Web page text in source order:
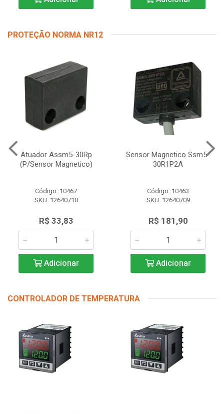
PROTEÇÃO NORMA NR12
Atuador Assm5-30Rp
(P/Sensor Magnetico)
Código: 10467
SKU: 12640710
R$ 33,83
Adicionar
Sensor Magnetico Ssm5-
30R1P2A
Código: 10463
SKU: 12640709
R$ 181,90
Adicionar
CONTROLADOR DE TEMPERATURA